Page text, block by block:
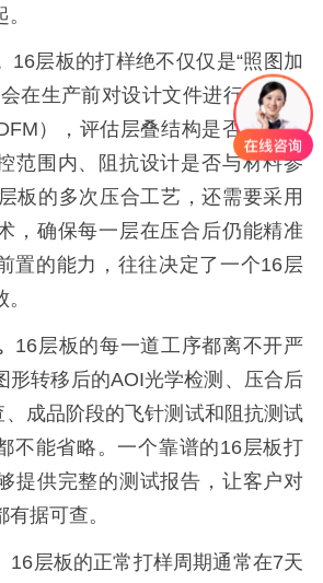
16层板的打样绝不仅仅是“照图加
在生产前对设计文件进行全面的
），评估层叠结构是否合理、
范围内、阻抗设计是否与材料参
板的多次压合工艺，还需要采用
，确保每一层在压合后仍能精准
置的能力，往往决定了一个16层
16层板的每一道工序都离不开严
形转移后的AOI光学检测、压合后
成品阶段的飞针测试和阻抗测试
能省略。一个靠谱的16层板打
提供完整的测试报告，让客户对
据可查。
16层板的正常打样周期通常在7天